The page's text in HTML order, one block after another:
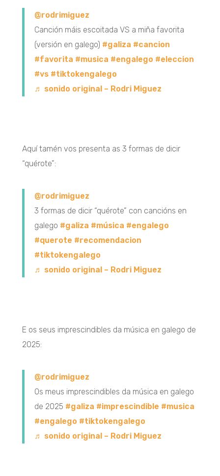
@rodrimiguez
Canción máis escoitada VS a miña favorita
(versión en galego) #galiza #cancion
#favorita #musica #engalego #eleccion
#vs #tiktokengalego
♬ sonido original – Rodri Miguez
Aquí tamén vos presenta as 3 formas de dicir
“quérote”:
@rodrimiguez
3 formas de dicir “quérote” con cancións en
galego #galiza #música #engalego
#querote #recomendacion
#tiktokengalego
♬ sonido original – Rodri Miguez
E os seus imprescindibles da música en galego de
2025:
@rodrimiguez
Os meus imprescindibles da música en galego
de 2025 #galiza #imprescindible #musica
#engalego #tiktokengalego
♬ sonido original – Rodri Miguez